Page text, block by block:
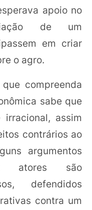
apoio no
de um
em criar
o agro.
compreenda
sabe que
assim
contrários ao
argumentos
atores são
defendidos
contra um